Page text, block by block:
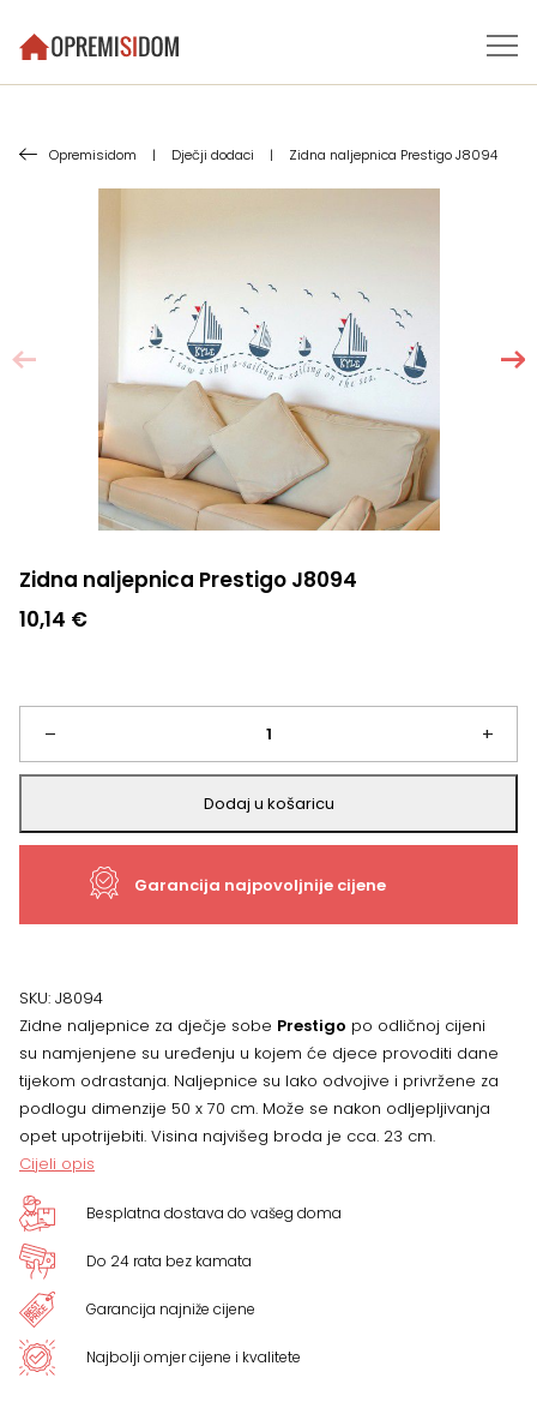
Opremisidom | Dječji dodaci | Zidna naljepnica Prestigo J8094
Zidna naljepnica Prestigo J8094
10,14 €
–
Zidna
naljepnica
Prestigo
+
Dodaj u košaricu
Garancija najpovoljnije cijene
SKU: J8094
Zidne naljepnice za dječje sobe Prestigo po odličnoj cijeni
su namjenjene su uređenju u kojem će djece provoditi dane
tijekom odrastanja. Naljepnice su lako odvojive i privržene za
podlogu dimenzije 50 x 70 cm. Može se nakon odljepljivanja
opet upotrijebiti. Visina najvišeg broda je cca. 23 cm.
Cijeli opis
Besplatna dostava do vašeg doma
Do 24 rata bez kamata
Garancija najniže cijene
Najbolji omjer cijene i kvalitete